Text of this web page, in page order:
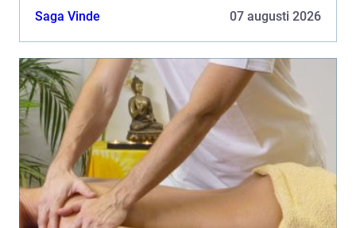
kvantitativa mätningar inom detta område, ski...
Saga Vinde 07 augusti 2026